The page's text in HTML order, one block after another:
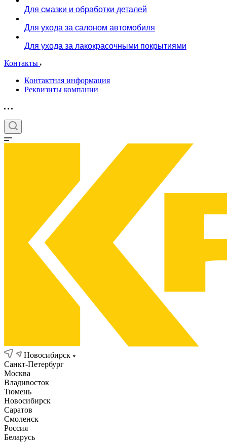
Для смазки и обработки деталей
Для ухода за салоном автомобиля
Для ухода за лакокрасочными покрытиями
Контакты
Контактная информация
Реквизиты компании
Новосибирск
Санкт-Петербург
Москва
Владивосток
Тюмень
Новосибирск
Саратов
Смоленск
Россия
Беларусь